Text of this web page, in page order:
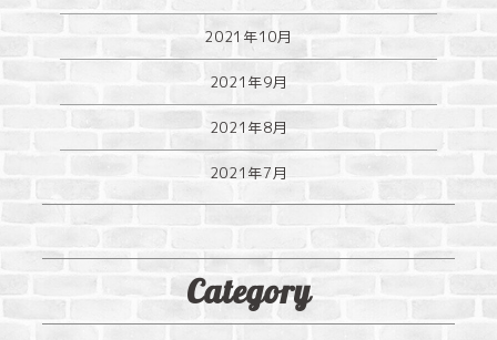
2021年10月
2021年9月
2021年8月
2021年7月
Category